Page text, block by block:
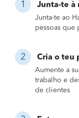
Junta-te à
Junta-te ao
pessoas que
Cria o teu
Aumente a
trabalho e
de clientes